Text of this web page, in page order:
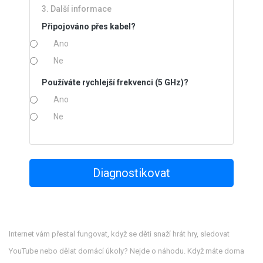
3. Další informace
Připojováno přes kabel?
Ano
Ne
Používáte rychlejší frekvenci (5 GHz)?
Ano
Ne
Diagnostikovat
Internet vám přestal fungovat, když se děti snaží hrát hry, sledovat
YouTube nebo dělat domácí úkoly? Nejde o náhodu. Když máte doma